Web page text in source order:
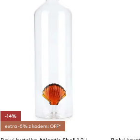
-14%
extra -5% z kodem: OFF*